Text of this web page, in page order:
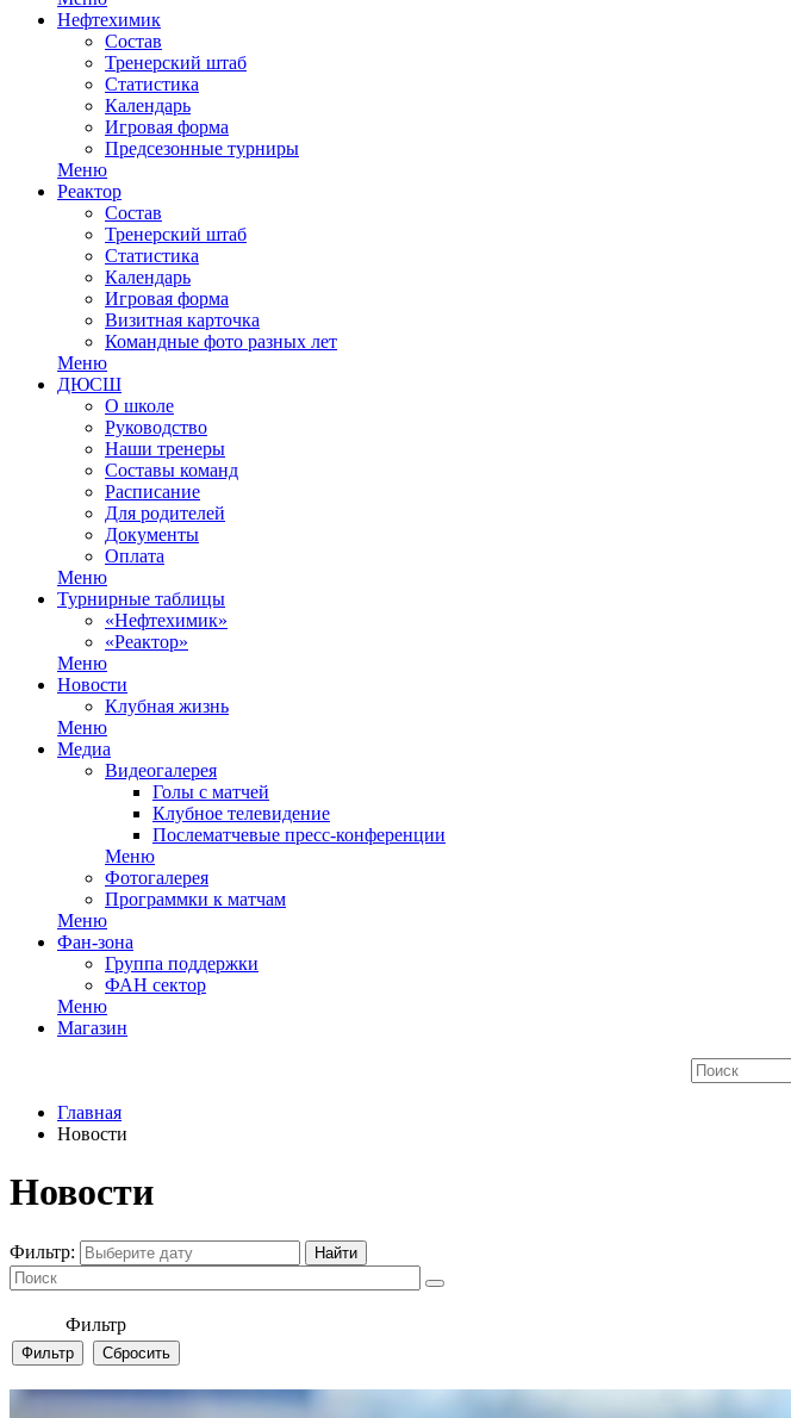
Нефтехимик
Состав
Тренерский штаб
Статистика
Календарь
Игровая форма
Предсезонные турниры
Меню
Реактор
Состав
Тренерский штаб
Статистика
Календарь
Игровая форма
Визитная карточка
Командные фото разных лет
Меню
ДЮСШ
О школе
Руководство
Наши тренеры
Составы команд
Расписание
Для родителей
Документы
Оплата
Меню
Турнирные таблицы
«Нефтехимик»
«Реактор»
Меню
Новости
Клубная жизнь
Меню
Медиа
Видеогалерея
Голы с матчей
Клубное телевидение
Послематчевые пресс-конференции
Меню
Фотогалерея
Программки к матчам
Меню
Фан-зона
Группа поддержки
ФАН сектор
Меню
Магазин
Главная
Новости
Новости
Фильтр:
Фильтр